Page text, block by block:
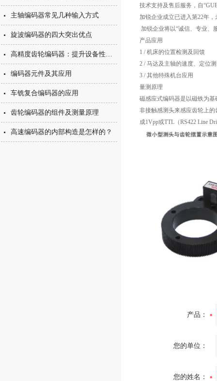
主轴编码器常见几种输入方式
旋波编码器的四大突出优点
高精度齿轮编码器：提升设备性能的秘诀
编码器元件及其应用
车铣复合编码器的应用
齿轮编码器的组件及测量原理
高速编码器的内部构造是怎样的？
技术支持及售后服务，自“
加锐企业成立已进入第22年，
加锐企业将以“诚信、专业、
产品应用
1 /机床的位置检测及回馈
2 /马达及主轴的速度、定位
3 /其他特殊机台应用
量测原理
磁感应式编码器是以磁铁为
非接触感测头来感应齿轮上
成1Vpp或TTL （RS422 Line
产品：
您的单位：
您的姓名：